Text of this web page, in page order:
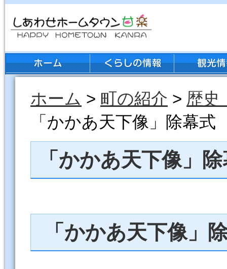
ホーム > 町の紹介 > 歴史
「かかあ天下像」除幕式
「かかあ天下像」
「かかあ天下像」